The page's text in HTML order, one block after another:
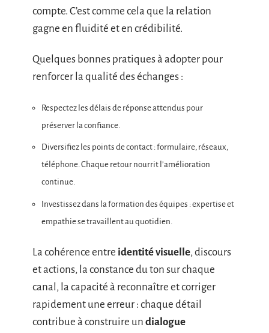
compte. C’est comme cela que la relation
gagne en fluidité et en crédibilité.
Quelques bonnes pratiques à adopter pour
renforcer la qualité des échanges :
Respectez les délais de réponse attendus pour
préserver la confiance.
Diversifiez les points de contact : formulaire, réseaux,
téléphone. Chaque retour nourrit l’amélioration
continue.
Investissez dans la formation des équipes : expertise et
empathie se travaillent au quotidien.
La cohérence entre identité visuelle, discours
et actions, la constance du ton sur chaque
canal, la capacité à reconnaître et corriger
rapidement une erreur : chaque détail
contribue à construire un dialogue